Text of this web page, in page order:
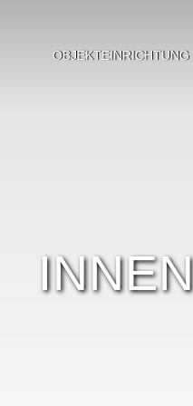
OBJEKTEINRICHTUNG